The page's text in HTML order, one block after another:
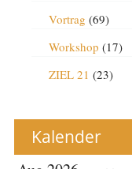
Vortrag (69)
Workshop (17)
ZIEL 21 (23)
Kalender